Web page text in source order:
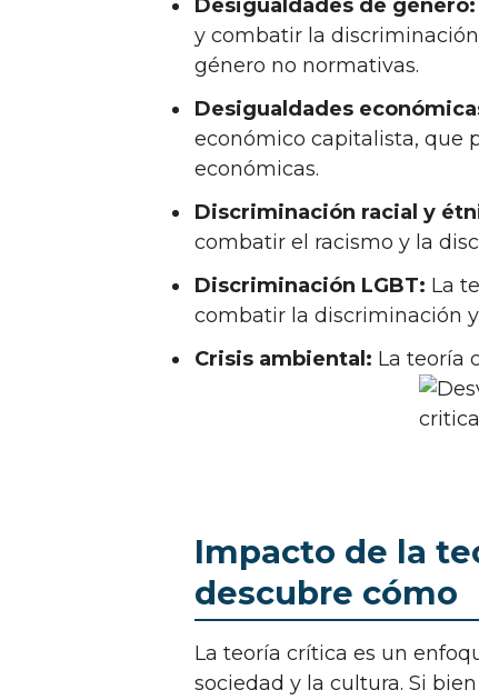
Desigualdades de género:
y combatir la
género no normativas.
Desigualdades
económico capitalista, que
económicas.
Discriminación racial y
combatir el racismo y la
Discriminación LGBT: La
combatir la discriminación y
Crisis ambiental: La teoría
Impacto de la
descubre cómo
La teoría crítica es un enfoque de estudio que se centra en la crítica de la
sociedad y la cultura. Si